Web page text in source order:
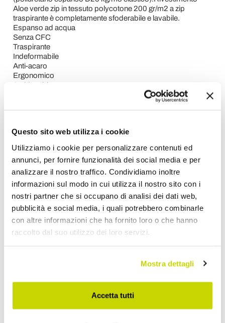
Questo sito web utilizza i cookie
Utilizziamo i cookie per personalizzare contenuti ed
annunci, per fornire funzionalità dei social media e per
analizzare il nostro traffico. Condividiamo inoltre
informazioni sul modo in cui utilizza il nostro sito con i
nostri partner che si occupano di analisi dei dati web,
pubblicità e social media, i quali potrebbero combinarle
con altre informazioni che ha fornito loro o che hanno
raccolto dal suo utilizzo dei loro servizi.
Mostra dettagli
Accetta tutti
Aloe verde zip in tessuto polycotone 200 gr/m2 a zip
traspirante è completamente sfoderabile e lavabile.
Espanso ad acqua
Senza CFC
Traspirante
Indeformabile
Anti-acaro
Ergonomico
Antidecubito.
Altezza lastra finita: 22 cm, compreso di rivestimento.
Richiedi Informazioni
Opinione dei clienti
Devi accedere per poter scrivere la tua opinione.